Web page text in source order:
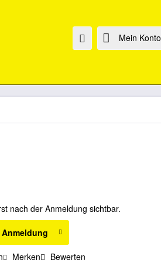
Mein Konto
nach der Anmeldung sichtbar.
Merken Bewerten